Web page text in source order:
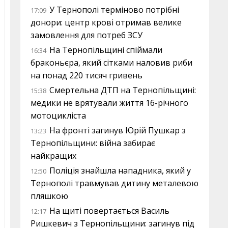
17:09 У Тернополі терміново потрібні
донори: центр крові отримав велике
замовлення для потреб ЗСУ
16:34 На Тернопільщині спіймали
браконьєра, який сітками наловив риби
на понад 220 тисяч гривень
15:38 Смертельна ДТП на Тернопільщині:
медики не врятували життя 16-річного
мотоцикліста
13:23 На фронті загинув Юрій Пушкар з
Тернопільщини: війна забирає
найкращих
12:50 Поліція знайшла нападника, який у
Тернополі травмував дитину металевою
пляшкою
12:17 На щиті повертається Василь
Ришкевич з Тернопільщини: загинув під